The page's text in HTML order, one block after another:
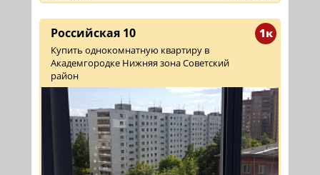
1к
Российская 10
Купить однокомнатную квартиру в
Академгородке Нижняя зона Советский
район